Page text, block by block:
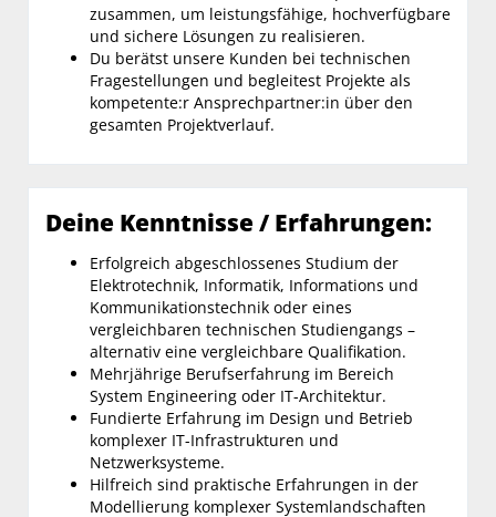
zusammen, um leistungsfähige, hochverfügbare
und sichere Lösungen zu realisieren.
Du berätst unsere Kunden bei technischen
Fragestellungen und begleitest Projekte als
kompetente:r Ansprechpartner:in über den
gesamten Projektverlauf.
Deine Kenntnisse / Erfahrungen:
Erfolgreich abgeschlossenes Studium der
Elektrotechnik, Informatik, Informations und
Kommunikationstechnik oder eines
vergleichbaren technischen Studiengangs –
alternativ eine vergleichbare Qualifikation.
Mehrjährige Berufserfahrung im Bereich
System Engineering oder IT-Architektur.
Fundierte Erfahrung im Design und Betrieb
komplexer IT-Infrastrukturen und
Netzwerksysteme.
Hilfreich sind praktische Erfahrungen in der
Modellierung komplexer Systemlandschaften